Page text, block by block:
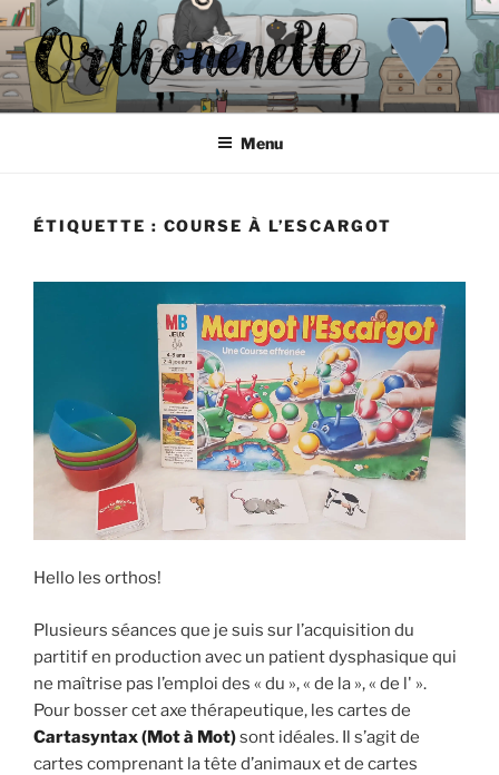
Aller
contenu
principal
ORTHONENETTE
Les p'tits carnets d'Orthonenette
Menu
ÉTIQUETTE : COURSE À L’ESCARGOT
Hello les orthos!
Plusieurs séances que je suis sur l’acquisition du
partitif en production avec un patient dysphasique qui
ne maîtrise pas l’emploi des « du », « de la », « de l' ».
Pour bosser cet axe thérapeutique, les cartes de
Cartasyntax (Mot à Mot)sont idéales. Il s’agit de
cartes comprenant la tête d’animaux et de cartes